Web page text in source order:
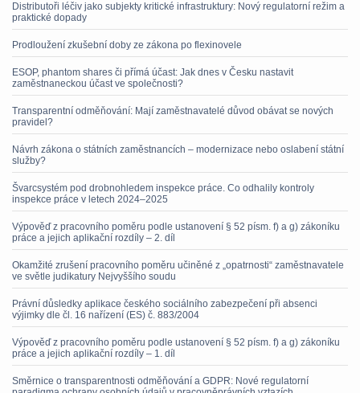
Distributoři léčiv jako subjekty kritické infrastruktury: Nový regulatorní režim a
praktické dopady
Prodloužení zkušební doby ze zákona po flexinovele
ESOP, phantom shares či přímá účast: Jak dnes v Česku nastavit
zaměstnaneckou účast ve společnosti?
Transparentní odměňování: Mají zaměstnavatelé důvod obávat se nových
pravidel?
Návrh zákona o státních zaměstnancích – modernizace nebo oslabení státní
služby?
Švarcsystém pod drobnohledem inspekce práce. Co odhalily kontroly
inspekce práce v letech 2024–2025
Výpověď z pracovního poměru podle ustanovení § 52 písm. f) a g) zákoníku
práce a jejich aplikační rozdíly – 2. díl
Okamžité zrušení pracovního poměru učiněné z „opatrnosti“ zaměstnavatele
ve světle judikatury Nejvyššího soudu
Právní důsledky aplikace českého sociálního zabezpečení při absenci
výjimky dle čl. 16 nařízení (ES) č. 883/2004
Výpověď z pracovního poměru podle ustanovení § 52 písm. f) a g) zákoníku
práce a jejich aplikační rozdíly – 1. díl
Směrnice o transparentnosti odměňování a GDPR: Nové regulatorní